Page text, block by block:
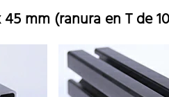
mm (ranura en T de